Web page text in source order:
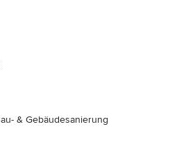
& Gebäudesanierung